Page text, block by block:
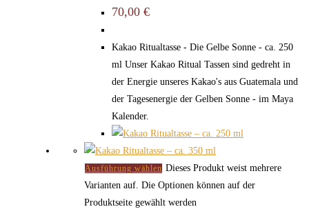
70,00 €
Kakao Ritualtasse - Die Gelbe Sonne - ca. 250
ml Unser Kakao Ritual Tassen sind gedreht in
der Energie unseres Kakao's aus Guatemala und
der Tagesenergie der Gelben Sonne - im Maya
Kalender.
Ausführung wählen Dieses Produkt weist mehrere
Varianten auf. Die Optionen können auf der
Produktseite gewählt werden